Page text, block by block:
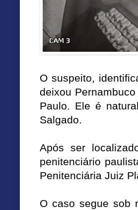
O suspeito,
deixou
Paulo. Ele é
Salgado.
Após ser
penitenciário
Penitenciária Juiz
O caso segue sob